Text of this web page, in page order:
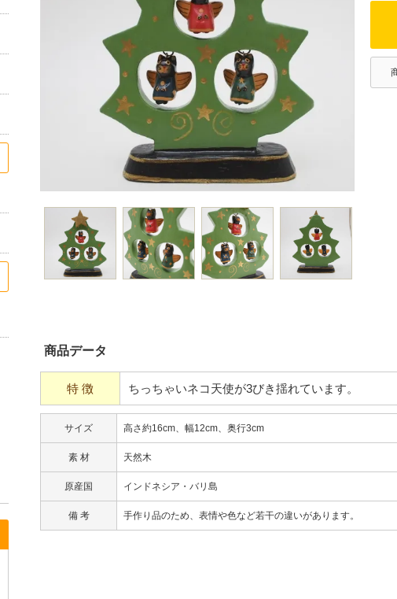
商品データ
特 徴 ちっちゃいネコ天使が3びき揺れています。
サイズ 高さ約16cm、幅12cm、奥行3cm
素 材 天然木
原産国 インドネシア・バリ島
備 考 手作り品のため、表情や色など若干の違いがあります。